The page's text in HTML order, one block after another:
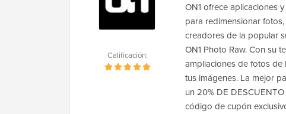
Calificación:
ON1 ofrece aplicaciones
para redimensionar
creadores de la popular
ON1 Photo Raw. Con su
ampliaciones de fotos de
tus imágenes. La mejor
un 20% DE
código de cupón